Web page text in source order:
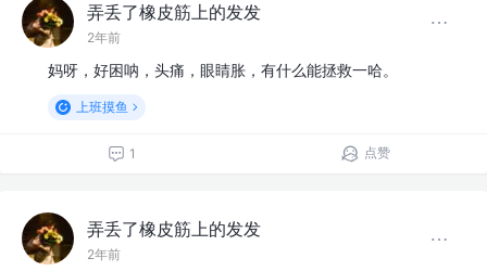
弄丢了橡皮筋上的发发
2年前
妈呀，好困呐，头痛，眼睛胀，有什么能拯救一哈。
上班摸鱼
1 点赞
弄丢了橡皮筋上的发发
2年前